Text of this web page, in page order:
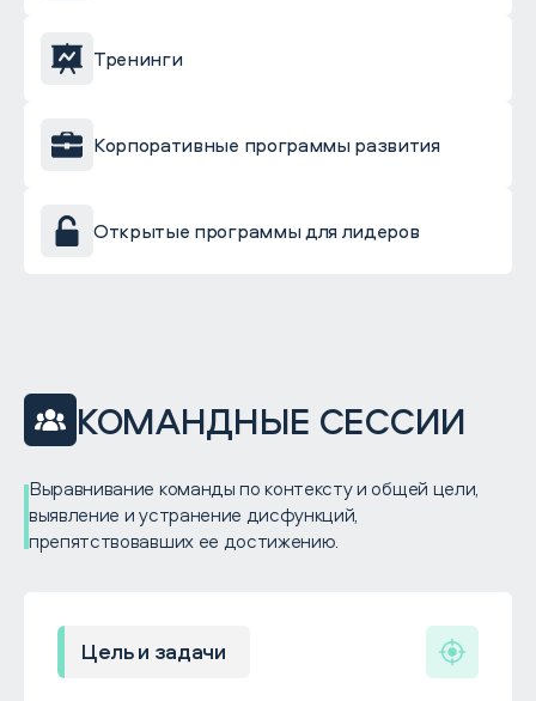
Тренинги
Корпоративные программы развития
Открытые программы для лидеров
КОМАНДНЫЕ СЕССИИ
Выравнивание команды по контексту и общей цели,
выявление и устранение дисфункций,
препятствовавших ее достижению.
Цель и задачи